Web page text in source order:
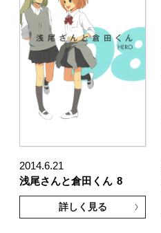
2014.6.21
浅尾さんと倉田くん 8
詳しく見る